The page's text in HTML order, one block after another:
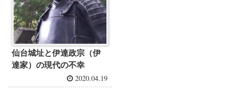
仙台城址と伊達政宗（伊
達家）の現代の不幸
2020.04.19